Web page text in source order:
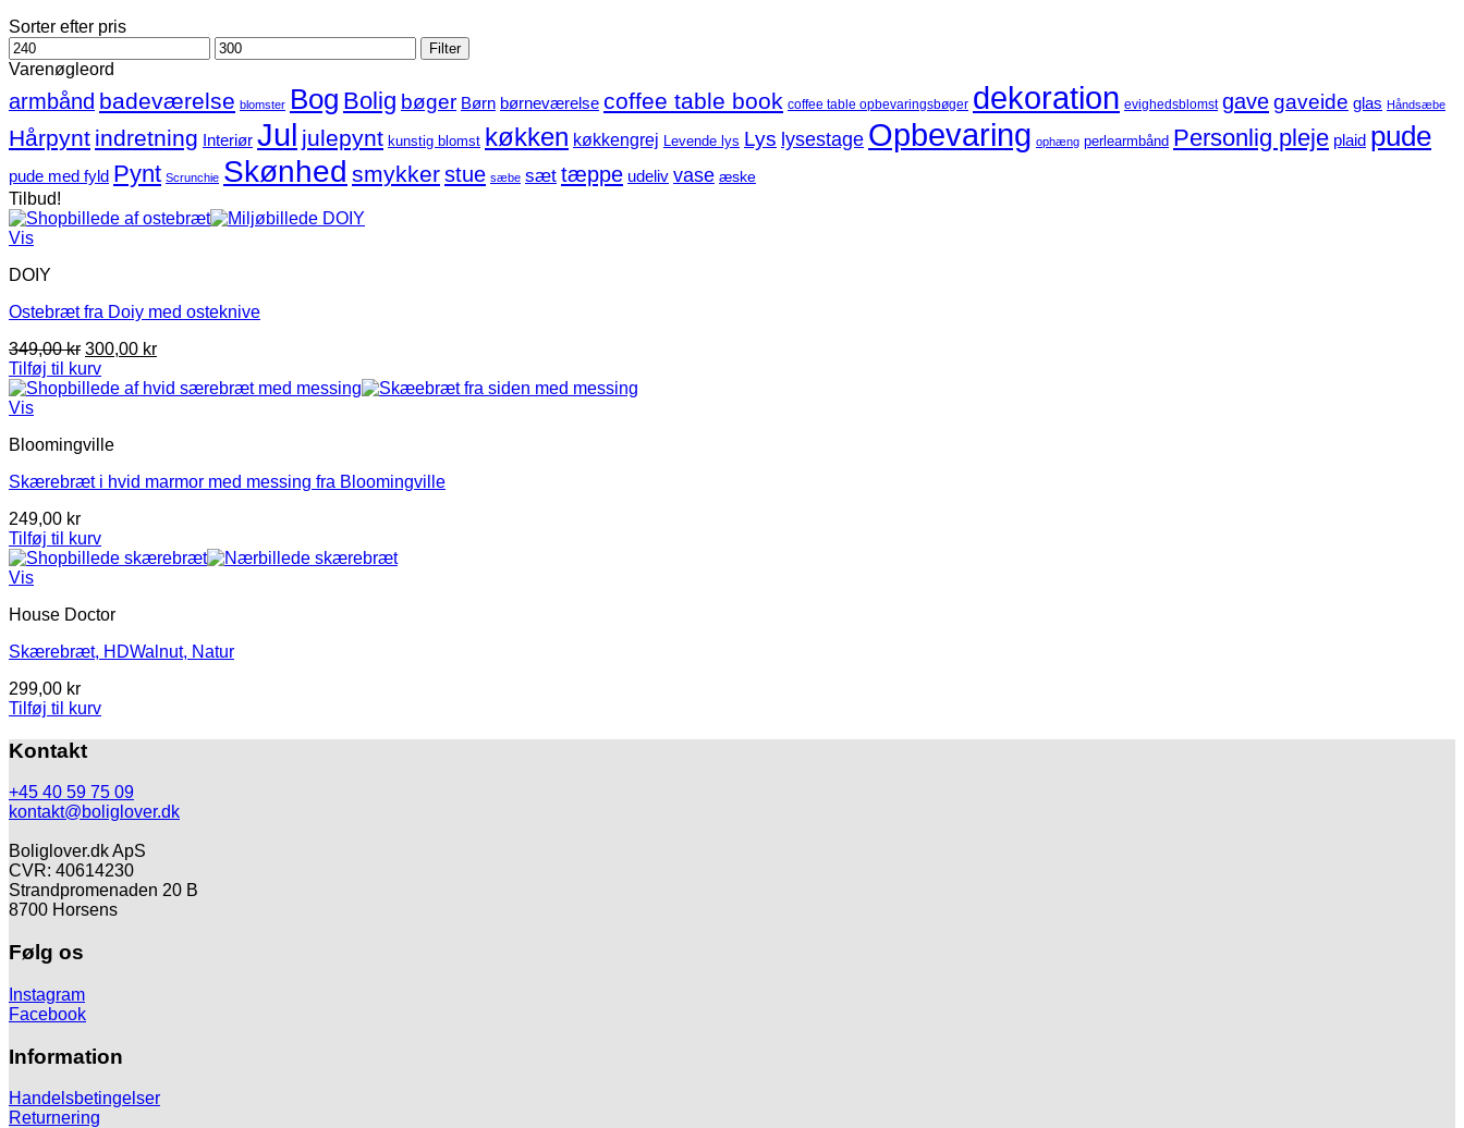
Sorter efter pris
Mindste
pris
Højeste
pris
Filter
Varenøgleord
armbånd badeværelse blomster Bog Bolig bøger Børn børneværelse coffee table book coffee table opbevaringsbøger dekoration evighedsblomst gavegaveide glas Håndsæbe
Hårpynt indretning Interiør Jul julepynt kunstig blomst køkken køkkengrej Levende lys Lys lysestage Opbevaring ophæng perlearmbånd Personlig pleje plaid pude
pude med fyld Pynt Scrunchie Skønhed smykkerstue sæbe sæt tæppe udeliv vase æske
Tilbud!
Vis
DOIY
Ostebræt fra Doiy med osteknive
349,00kr Den
oprindelige
pris
300,00 krDen
pris
Tilføj til kurv
Vis
Bloomingville
Skærebræt i hvid marmor med messing fra Bloomingville
249,00 kr
Tilføj til kurv
Vis
House Doctor
Skærebræt, HDWalnut, Natur
299,00 kr
Tilføj til kurv
Kontakt
+45 40 59 75 09
kontakt@boliglover.dk
Boliglover.dk ApS
CVR: 40614230
Strandpromenaden 20 B
8700 Horsens
Følg os
Instagram
Facebook
Information
Handelsbetingelser
Returnering